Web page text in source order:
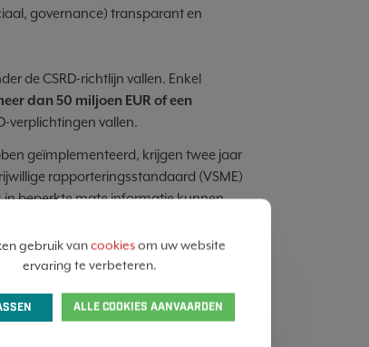
governance) transparant en
de CSRD-richtlijn vallen. Enkel
dan 50 miljoen EUR of een
verplichtingen vallen.
geïmplementeerd, krijgen twee jaar
rapporteringsstandaard (VSME)
beperkte mate informatie kunnen
non-listed micro, small and medium
doorgeslagen. Maar opgelet: de
daarna hebben ook de lidstaten nog
gebruik vancookiesom uw website
ervaring te verbeteren.
ALLE COOKIES AANVAARDEN